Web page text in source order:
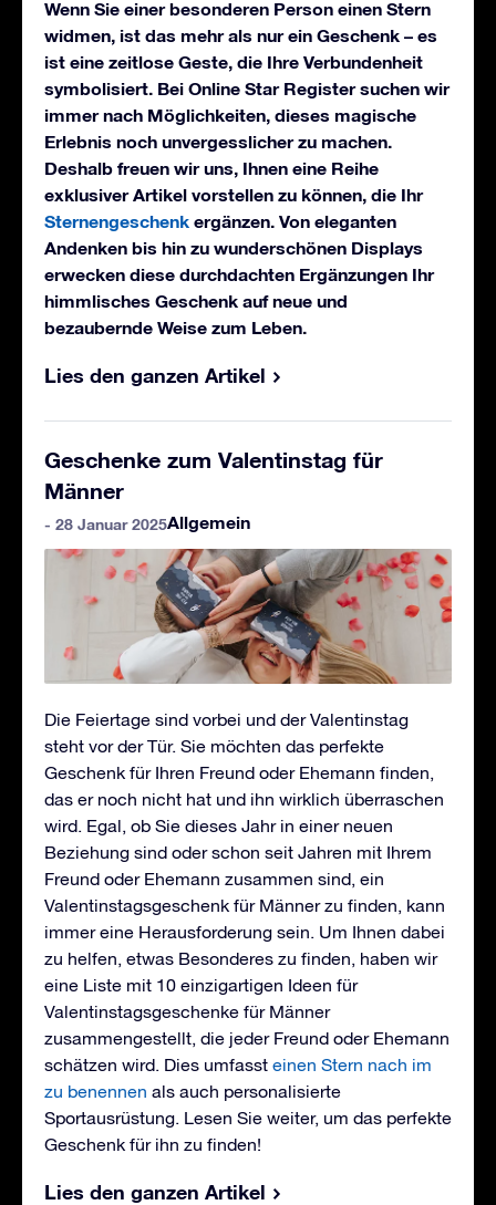
Wenn Sie einer besonderen Person einen Stern
widmen, ist das mehr als nur ein Geschenk – es
ist eine zeitlose Geste, die Ihre Verbundenheit
symbolisiert. Bei Online Star Register suchen wir
immer nach Möglichkeiten, dieses magische
Erlebnis noch unvergesslicher zu machen.
Deshalb freuen wir uns, Ihnen eine Reihe
exklusiver Artikel vorstellen zu können, die Ihr
Sternengeschenk ergänzen. Von eleganten
Andenken bis hin zu wunderschönen Displays
erwecken diese durchdachten Ergänzungen Ihr
himmlisches Geschenk auf neue und
bezaubernde Weise zum Leben.
Lies den ganzen Artikel
Geschenke zum Valentinstag für
Männer
Allgemein
- 28 Januar 2025
Die Feiertage sind vorbei und der Valentinstag
steht vor der Tür. Sie möchten das perfekte
Geschenk für Ihren Freund oder Ehemann finden,
das er noch nicht hat und ihn wirklich überraschen
wird. Egal, ob Sie dieses Jahr in einer neuen
Beziehung sind oder schon seit Jahren mit Ihrem
Freund oder Ehemann zusammen sind, ein
Valentinstagsgeschenk für Männer zu finden, kann
immer eine Herausforderung sein. Um Ihnen dabei
zu helfen, etwas Besonderes zu finden, haben wir
eine Liste mit 10 einzigartigen Ideen für
Valentinstagsgeschenke für Männer
zusammengestellt, die jeder Freund oder Ehemann
schätzen wird. Dies umfasst einen Stern nach im
zu benennen als auch personalisierte
Sportausrüstung. Lesen Sie weiter, um das perfekte
Geschenk für ihn zu finden!
Lies den ganzen Artikel